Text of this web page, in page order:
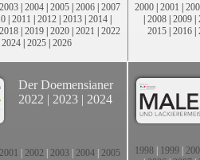
2003 | 2004 | 2005 | 2006 | 2007
| 2011 | 2012 | 2013 | 2014 |
2018 | 2019 | 2020 | 2021 | 2022
2024| 2025| 2026
2000 | 2001 |
| 2008 | 2009 |
2015 | 2016 |
Der Doemensianer
2022 | 2023 | 2024
2001 2002 2003 2004 2005
1998 1999